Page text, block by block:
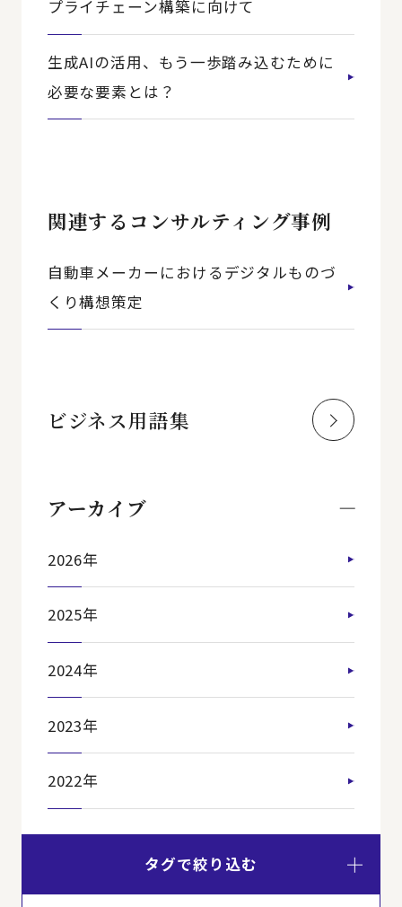
タグで絞り込む
プライチェーン構築に向けて
生成AIの活用、もう一歩踏み込むために
必要な要素とは？
関連するコンサルティング事例
自動車メーカーにおけるデジタルものづ
くり構想策定
ビジネス用語集
アーカイブ
2026年
2025年
2024年
2023年
2022年